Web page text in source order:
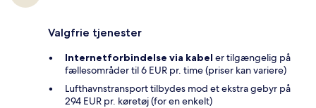
Valgfrie tjenester
Internetforbindelse via kabel er tilgængelig på
fællesområder til 6 EUR pr. time (priser kan variere)
Lufthavnstransport tilbydes mod et ekstra gebyr på
294 EUR pr. køretøj (for en enkelt)